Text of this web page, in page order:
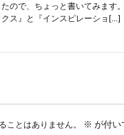
ので、ちょっと書いてみます
クス』と『インスピレーショ[…]
ことはありません。 ※ が付い